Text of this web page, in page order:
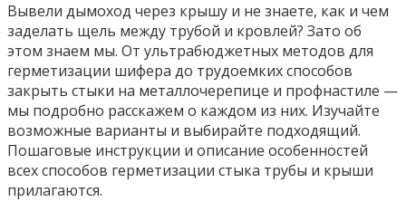
Вывели дымоход через крышу и не знаете, как и чем
заделать щель между трубой и кровлей? Зато об
этом знаем мы. От ультрабюджетных методов для
герметизации шифера до трудоемких способов
закрыть стыки на металлочерепице и профнастиле —
мы подробно расскажем о каждом из них. Изучайте
возможные варианты и выбирайте подходящий.
Пошаговые инструкции и описание особенностей
всех способов герметизации стыка трубы и крыши
прилагаются.